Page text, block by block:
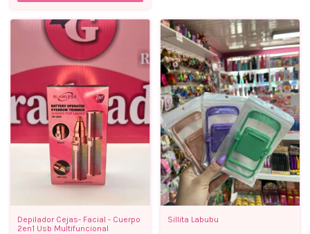
Depilador Cejas- Facial - Cuerpo
2en1 Usb Multifuncional
Sillita Labubu